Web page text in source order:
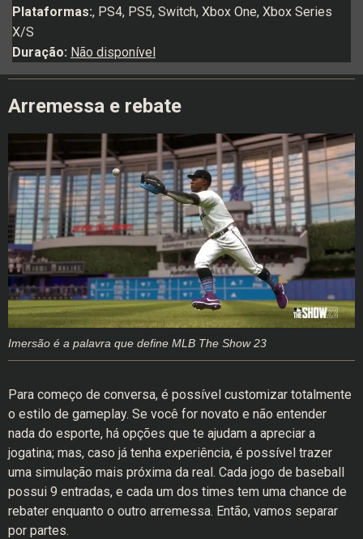
Plataformas:, PS4, PS5, Switch, Xbox One, Xbox Series
X/S
Duração: Não disponível
Arremessa e rebate
Imersão é a palavra que define MLB The Show 23
Para começo de conversa, é possível customizar totalmente
o estilo de gameplay. Se você for novato e não entender
nada do esporte, há opções que te ajudam a apreciar a
jogatina; mas, caso já tenha experiência, é possível trazer
uma simulação mais próxima da real. Cada jogo de baseball
possui 9 entradas, e cada um dos times tem uma chance de
rebater enquanto o outro arremessa. Então, vamos separar
por partes.